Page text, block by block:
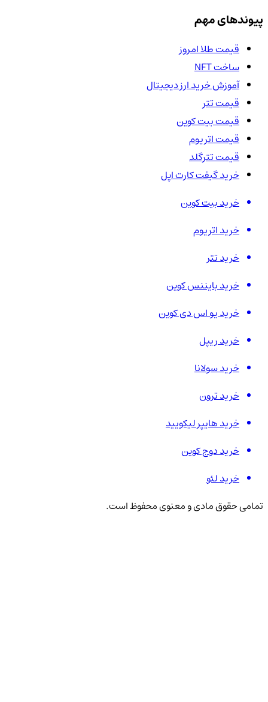
پیوندهای مهم
قیمت طلا امروز
ساخت NFT
آموزش خرید ارز دیجیتال
قیمت تتر
قیمت بیت کوین
قیمت اتریوم
قیمت تترگلد
خرید گیفت کارت اپل
خرید بیت کوین
خرید اتریوم
خرید تتر
خرید بایننس کوین
خرید یو اس دی کوین
خرید ریپل
خرید سولانا
خرید ترون
خرید هایپر لیکویید
خرید دوج کوین
خرید لئو
تمامی حقوق مادی و معنوی محفوظ است.